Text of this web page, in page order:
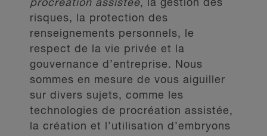
procréation assistée, la gestion des
risques, la protection des
renseignements personnels, le
respect de la vie privée et la
gouvernance d’entreprise. Nous
sommes en mesure de vous aiguiller
sur divers sujets, comme les
technologies de procréation assistée,
la création et l’utilisation d’embryons